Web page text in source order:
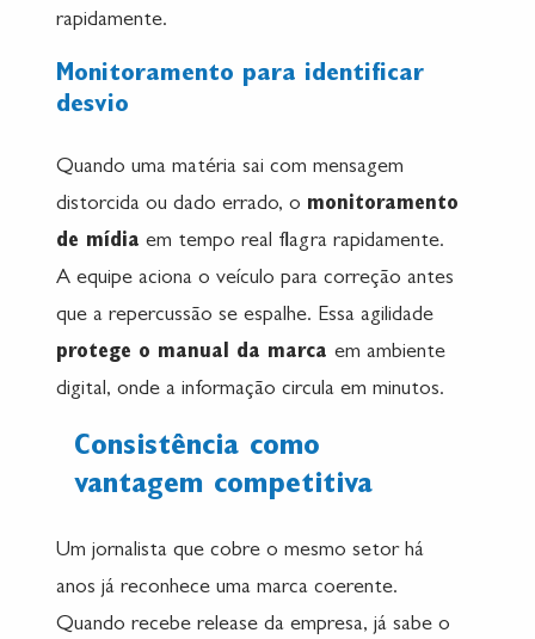
rapidamente.
Monitoramento para identificar
desvio
Quando uma matéria sai com mensagem
distorcida ou dado errado, o monitoramento
de mídia em tempo real flagra rapidamente.
A equipe aciona o veículo para correção antes
que a repercussão se espalhe. Essa agilidade
protege o manual da marca em ambiente
digital, onde a informação circula em minutos.
Consistência como
vantagem competitiva
Um jornalista que cobre o mesmo setor há
anos já reconhece uma marca coerente.
Quando recebe release da empresa, já sabe o